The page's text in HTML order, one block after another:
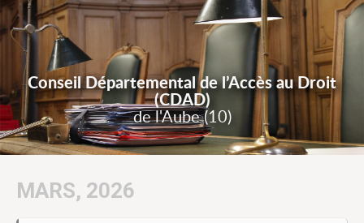
Conseil Départemental de l’Accès au Droit
(CDAD)
de l'Aube (10)
MARS, 2026